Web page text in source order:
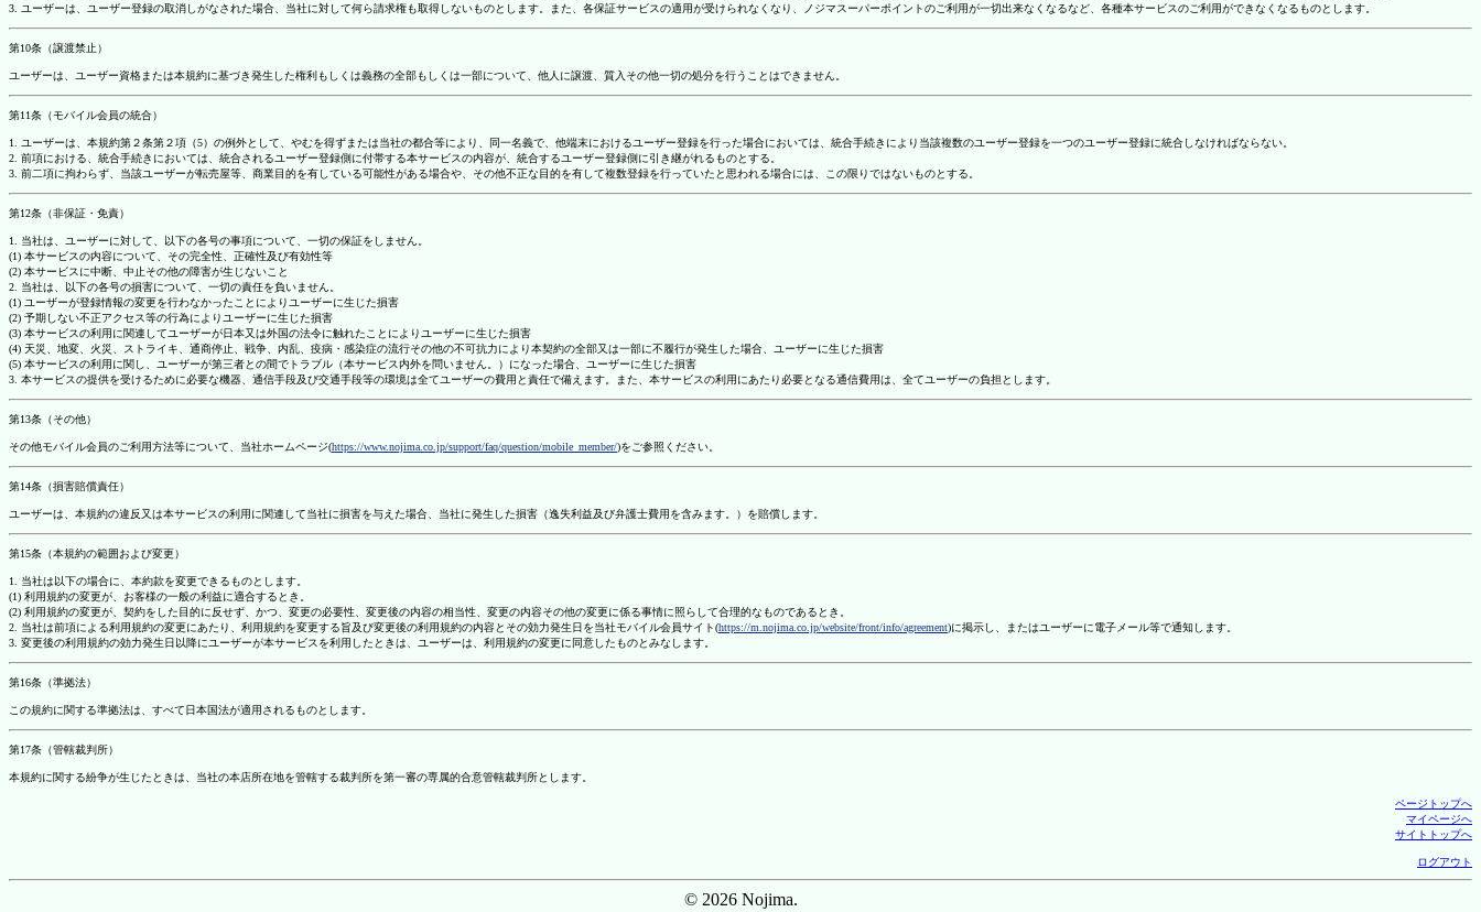
3. ユーザーは、ユーザー登録の取消しがなされた場合、当社に対して何ら請求権も取得しないものとします。また、各保証サービスの適用が受けられなくなり、ノジマスーパーポイントのご利用が一切出来なくなるなど、各種本サービスのご利用ができなくなるものとします。
第10条（譲渡禁止）
ユーザーは、ユーザー資格または本規約に基づき発生した権利もしくは義務の全部もしくは一部について、他人に譲渡、質入その他一切の処分を行うことはできません。
第11条（モバイル会員の統合）
1. ユーザーは、本規約第２条第２項（5）の例外として、やむを得ずまたは当社の都合等により、同一名義で、他端末におけるユーザー登録を行った場合においては、統合手続きにより当該複数のユーザー登録を一つのユーザー登録に統合しなければならない。
2. 前項における、統合手続きにおいては、統合されるユーザー登録側に付帯する本サービスの内容が、統合するユーザー登録側に引き継がれるものとする。
3. 前二項に拘わらず、当該ユーザーが転売屋等、商業目的を有している可能性がある場合や、その他不正な目的を有して複数登録を行っていたと思われる場合には、この限りではないものとする。
第12条（非保証・免責）
1. 当社は、ユーザーに対して、以下の各号の事項について、一切の保証をしません。
(1) 本サービスの内容について、その完全性、正確性及び有効性等
(2) 本サービスに中断、中止その他の障害が生じないこと
2. 当社は、以下の各号の損害について、一切の責任を負いません。
(1) ユーザーが登録情報の変更を行わなかったことによりユーザーに生じた損害
(2) 予期しない不正アクセス等の行為によりユーザーに生じた損害
(3) 本サービスの利用に関連してユーザーが日本又は外国の法令に触れたことによりユーザーに生じた損害
(4) 天災、地変、火災、ストライキ、通商停止、戦争、内乱、疫病・感染症の流行その他の不可抗力により本契約の全部又は一部に不履行が発生した場合、ユーザーに生じた損害
(5) 本サービスの利用に関し、ユーザーが第三者との間でトラブル（本サービス内外を問いません。）になった場合、ユーザーに生じた損害
3. 本サービスの提供を受けるために必要な機器、通信手段及び交通手段等の環境は全てユーザーの費用と責任で備えます。また、本サービスの利用にあたり必要となる通信費用は、全てユーザーの負担とします。
第13条（その他）
その他モバイル会員のご利用方法等について、当社ホームページ(https://www.nojima.co.jp/support/faq/question/mobile_member/)をご参照ください。
第14条（損害賠償責任）
ユーザーは、本規約の違反又は本サービスの利用に関連して当社に損害を与えた場合、当社に発生した損害（逸失利益及び弁護士費用を含みます。）を賠償します。
第15条（本規約の範囲および変更）
1. 当社は以下の場合に、本約款を変更できるものとします。
(1) 利用規約の変更が、お客様の一般の利益に適合するとき。
(2) 利用規約の変更が、契約をした目的に反せず、かつ、変更の必要性、変更後の内容の相当性、変更の内容その他の変更に係る事情に照らして合理的なものであるとき。
2. 当社は前項による利用規約の変更にあたり、利用規約を変更する旨及び変更後の利用規約の内容とその効力発生日を当社モバイル会員サイト(https://m.nojima.co.jp/website/front/info/agreement)に掲示し、またはユーザーに電子メール等で通知します。
3. 変更後の利用規約の効力発生日以降にユーザーが本サービスを利用したときは、ユーザーは、利用規約の変更に同意したものとみなします。
第16条（準拠法）
この規約に関する準拠法は、すべて日本国法が適用されるものとします。
第17条（管轄裁判所）
本規約に関する紛争が生じたときは、当社の本店所在地を管轄する裁判所を第一審の専属的合意管轄裁判所とします。
ページトップへ
マイページへ
サイトトップへ
ログアウト
© 2026 Nojima.